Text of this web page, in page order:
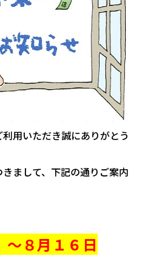
ご購入者サポート
アフターサポート
カタ
用いただき誠にありがとう
まして、下記の通りご案内
～８月１６日